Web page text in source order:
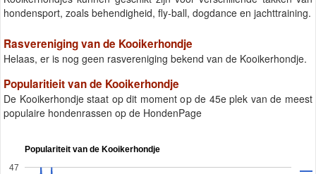
hondensport, zoals behendigheid, fly-ball, dogdance en jachttraining.
Rasvereniging van de Kooikerhondje
Helaas, er is nog geen rasvereniging bekend van de Kooikerhondje.
Popularitieit van de Kooikerhondje
De Kooikerhondje staat op dit moment op de 45e plek van de meest
populaire hondenrassen op de HondenPage
Populariteit van de Kooikerhondje
47